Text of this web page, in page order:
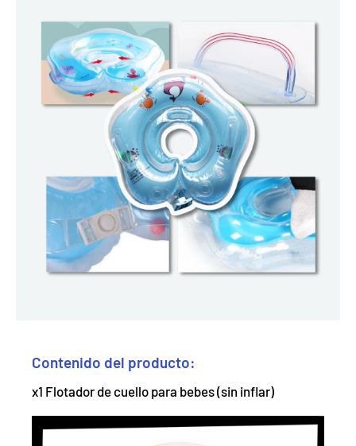
Contenido del producto:
x1 Flotador de cuello para bebes (sin inflar)